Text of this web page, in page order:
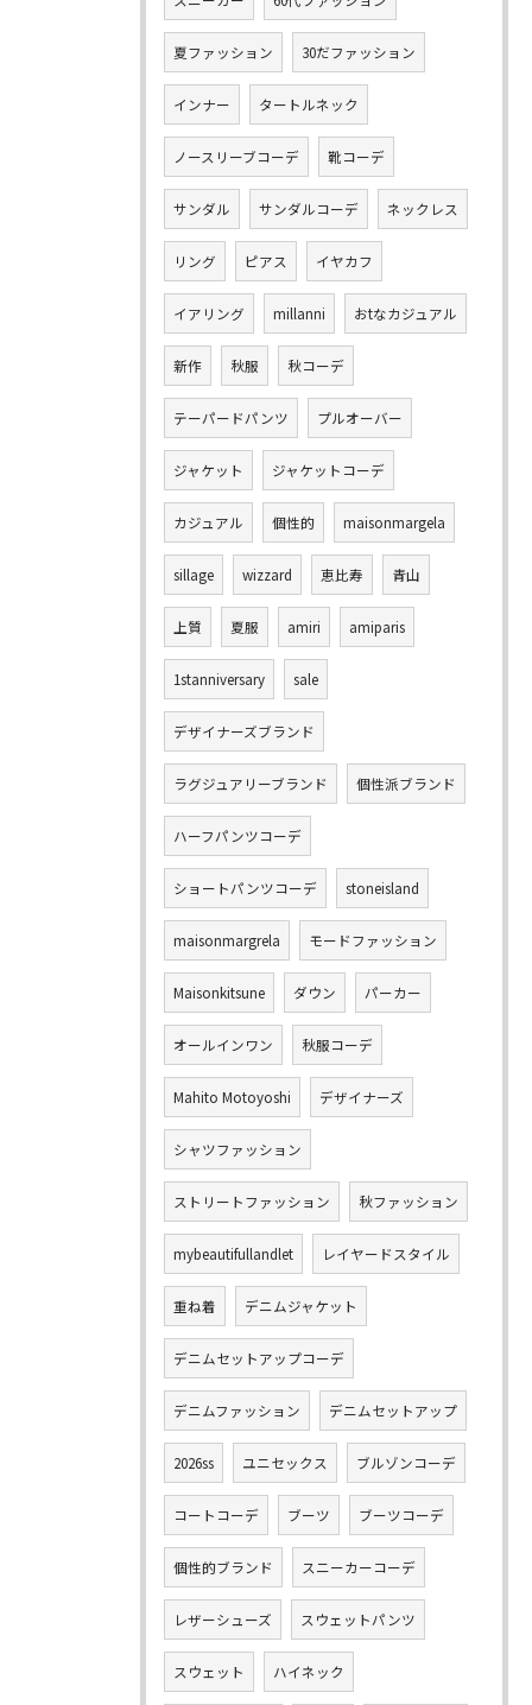
夏ファッション 30だファッション
インナー タートルネック
ノースリーブコーデ 靴コーデ
サンダル サンダルコーデ ネックレス
リング ピアス イヤカフ
イアリング millanni おtなカジュアル
新作 秋服 秋コーデ
テーパードパンツ プルオーバー
ジャケット ジャケットコーデ
カジュアル 個性的 maisonmargela
sillage wizzard 恵比寿 青山
上質 夏服 amiri amiparis
1stanniversary sale
デザイナーズブランド
ラグジュアリーブランド 個性派ブランド
ハーフパンツコーデ
ショートパンツコーデ stoneisland
maisonmargrela モードファッション
Maisonkitsune ダウン パーカー
オールインワン 秋服コーデ
Mahito Motoyoshi デザイナーズ
シャツファッション
ストリートファッション 秋ファッション
mybeautifullandlet レイヤードスタイル
重ね着 デニムジャケット
デニムセットアップコーデ
デニムファッション デニムセットアップ
2026ss ユニセックス ブルゾンコーデ
コートコーデ ブーツ ブーツコーデ
個性的ブランド スニーカーコーデ
レザーシューズ スウェットパンツ
スウェット ハイネック